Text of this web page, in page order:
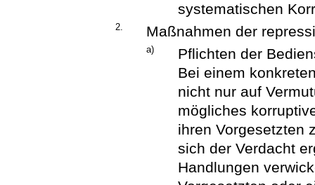
systematischen
2. Maßnahmen der
a)
Pflichten der
Bei einem
nicht nur auf
mögliches
ihren Vorgesetzten
sich der Verdacht
Handlungen